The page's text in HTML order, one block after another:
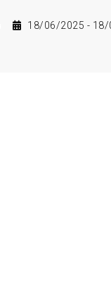
18/06/2025 - 18/